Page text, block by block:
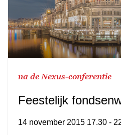
na de Nexus-conferentie
Feestelijk
14 november 2015 17.30 -